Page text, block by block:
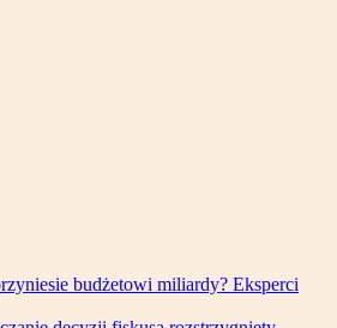
budżetowi miliardy? Eksperci